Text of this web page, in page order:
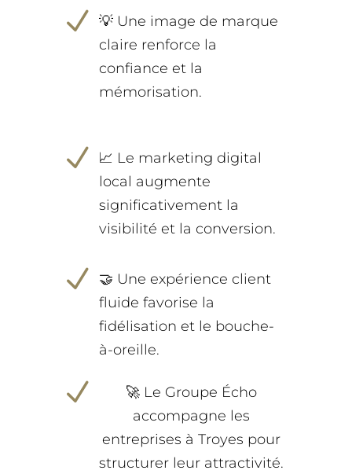
N 💡 Une image de marque
claire renforce la
confiance et la
mémorisation.
N
📈 Le marketing digital
local augmente
significativement la
visibilité et la conversion.
N
🤝 Une expérience client
fluide favorise la
fidélisation et le bouche-
à-oreille.
N
🚀 Le Groupe Écho
accompagne les
entreprises à Troyes pour
structurer leur attractivité.